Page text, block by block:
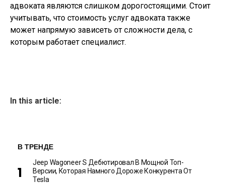
адвоката являются слишком дорогостоящими. Стоит
учитывать, что стоимость услуг адвоката также
может напрямую зависеть от сложности дела, с
которым работает специалист.
In this article:
В ТРЕНДЕ
Jeep Wagoneer S Дебютировал В Мощной Топ-
Версии, Которая Намного Дороже Конкурента От
Tesla